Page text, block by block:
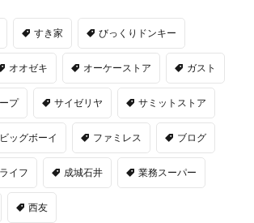
すき家 びっくりドンキー
オオゼキ オーケーストア ガスト
プ サイゼリヤ サミットストア
ビッグボーイ ファミレス ブログ
ライフ 成城石井 業務スーパー
西友